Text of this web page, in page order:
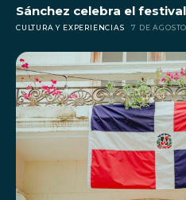
Sánchez celebra el
CULTURA Y EXPERIENCIAS 7 DE